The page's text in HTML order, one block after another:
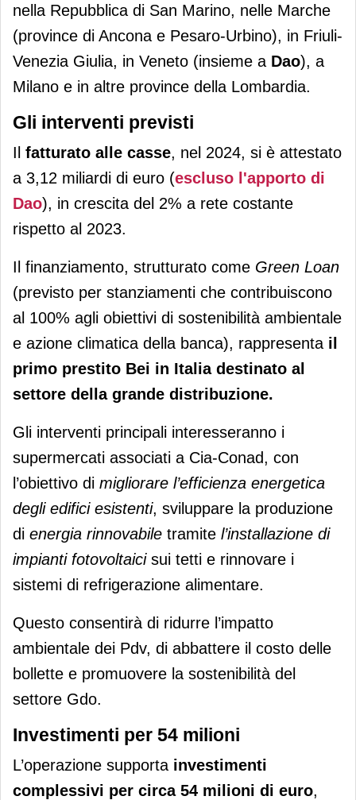
nella Repubblica di San Marino, nelle Marche
(province di Ancona e Pesaro-Urbino), in Friuli-
Venezia Giulia, in Veneto (insieme a Dao), a
Milano e in altre province della Lombardia.
Gli interventi previsti
Il fatturato alle casse, nel 2024, si è attestato
a 3,12 miliardi di euro (escluso l'apporto di
Dao), in crescita del 2% a rete costante
rispetto al 2023.
Il finanziamento, strutturato come Green Loan
(previsto per stanziamenti che contribuiscono
al 100% agli obiettivi di sostenibilità ambientale
e azione climatica della banca), rappresenta il
primo prestito Bei in Italia destinato al
settore della grande distribuzione.
Gli interventi principali interesseranno i
supermercati associati a Cia-Conad, con
l’obiettivo di migliorare l’efficienza energetica
degli edifici esistenti, sviluppare la produzione
di energia rinnovabile tramite l’installazione di
impianti fotovoltaicisui tetti e rinnovare i
sistemi di refrigerazione alimentare.
Questo consentirà di ridurre l’impatto
ambientale dei Pdv, di abbattere il costo delle
bollette e promuovere la sostenibilità del
settore Gdo.
Investimenti per 54 milioni
L’operazione supporta investimenti
complessivi per circa 54 milioni di euro,